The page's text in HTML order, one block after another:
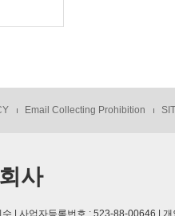
Email Collecting Prohibition
사
| 사업자등록번호 : 523-88-00646 |